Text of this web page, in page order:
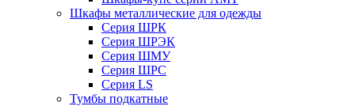
Шкафы металлические для одежды
Серия ШРК
Серия ШРЭК
Серия ШМУ
Серия ШРС
Серия LS
Тумбы подкатные